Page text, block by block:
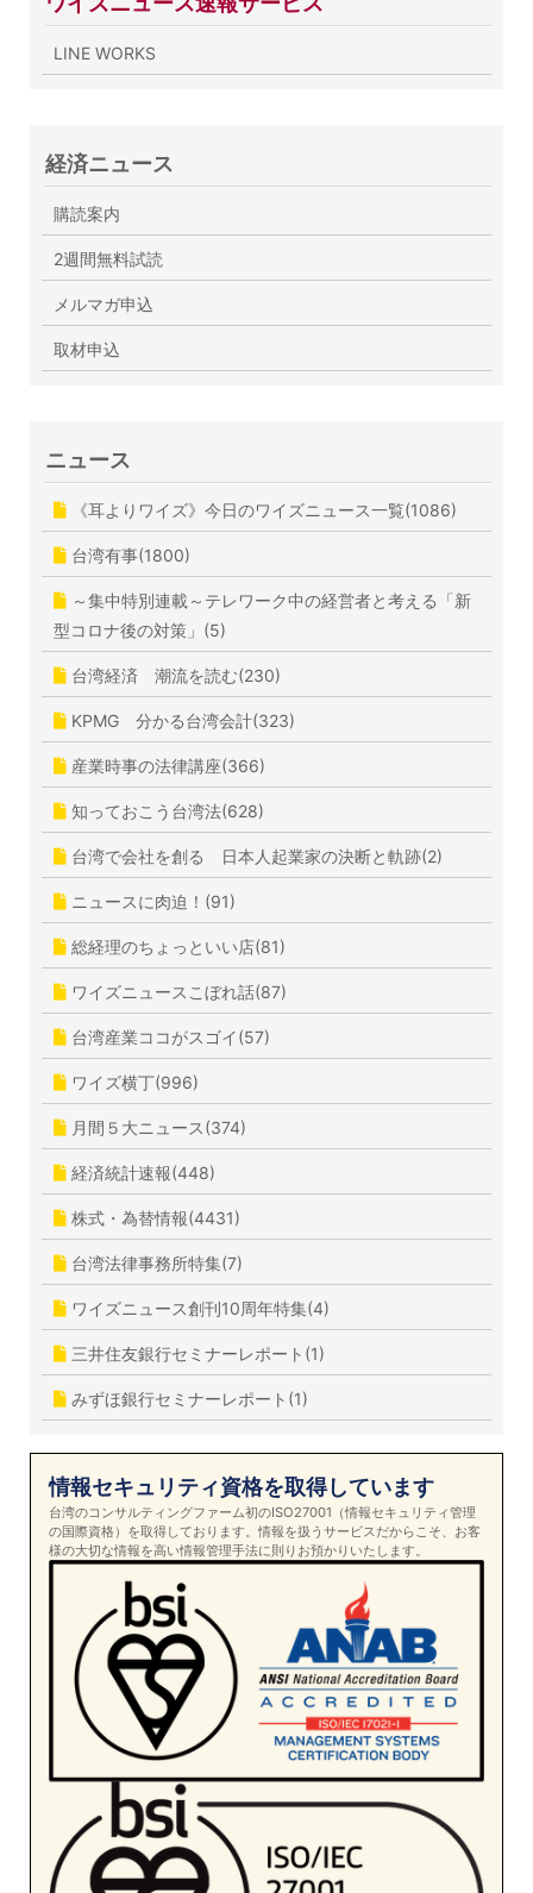
LINE WORKS
経済ニュース
購読案内
2週間無料試読
メルマガ申込
取材申込
ニュース
《耳よりワイズ》今日のワイズニュース一覧(1086)
台湾有事(1800)
～集中特別連載～テレワーク中の経営者と考える「新
型コロナ後の対策」(5)
台湾経済 潮流を読む(230)
KPMG 分かる台湾会計(323)
産業時事の法律講座(366)
知っておこう台湾法(628)
台湾で会社を創る 日本人起業家の決断と軌跡(2)
ニュースに肉迫！(91)
総経理のちょっといい店(81)
ワイズニュースこぼれ話(87)
台湾産業ココがスゴイ(57)
ワイズ横丁(996)
月間５大ニュース(374)
経済統計速報(448)
株式・為替情報(4431)
台湾法律事務所特集(7)
ワイズニュース創刊10周年特集(4)
三井住友銀行セミナーレポート(1)
みずほ銀行セミナーレポート(1)
情報セキュリティ資格を取得しています
台湾のコンサルティングファーム初のISO27001（情報セキュリティ管理
の国際資格）を取得しております。情報を扱うサービスだからこそ、お客
様の大切な情報を高い情報管理手法に則りお預かりいたします。